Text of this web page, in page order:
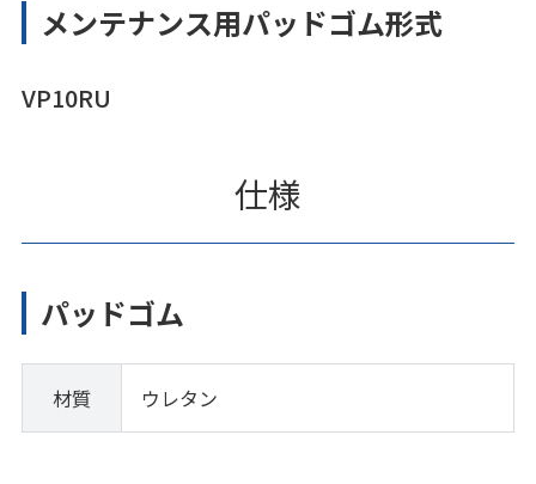
メンテナンス用パッドゴム形式
VP10RU
仕様
パッドゴム
材質 ウレタン